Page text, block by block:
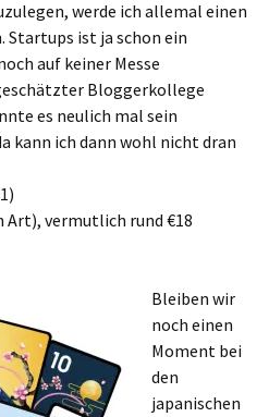
werde ich allemal einen
Startups ist ja schon ein
auf keiner Messe
Bloggerkollege
es neulich mal sein
kann ich dann wohl nicht dran
Art), vermutlich rund €18
Bleiben wir
noch einen
Moment bei
den
japanischen